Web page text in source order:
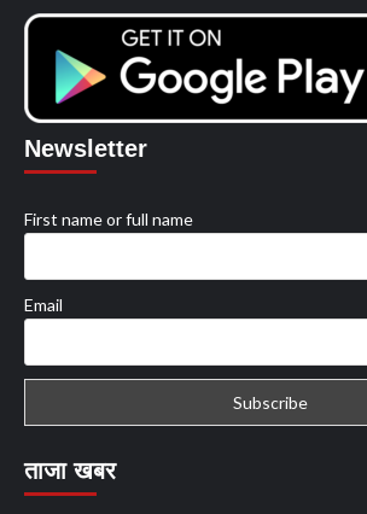
Newsletter
First name or full name
Email
ताजा खबर